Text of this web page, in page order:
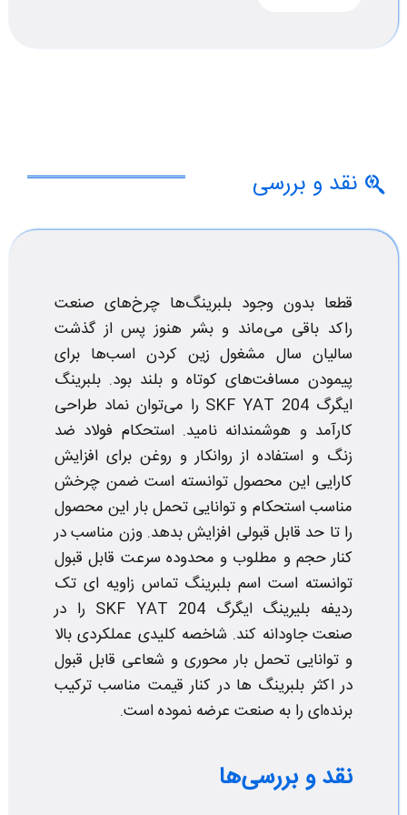
نقد و بررسی
قطعا بدون وجود بلبرینگ‌ها چرخ‌های صنعت
راکد باقی می‌ماند و بشر هنوز پس از گذشت
سالیان سال مشغول زین کردن اسب‌ها برای
پیمودن مسافت‌های کوتاه و بلند بود. بلبرینگ
ایگرگ SKF YAT 204 را می‌توان نماد طراحی
کارآمد و هوشمندانه نامید. استحکام فولاد ضد
زنگ و استفاده از روانکار و روغن برای افزایش
کارایی این محصول توانسته است ضمن چرخش
مناسب استحکام و توانایی تحمل بار این محصول
را تا حد قابل قبولی افزایش بدهد. وزن مناسب در
کنار حجم و مطلوب و محدوده سرعت قابل قبول
توانسته است اسم بلبرینگ تماس زاویه ای تک
ردیفه بلیرینگ ایگرگ SKF YAT 204 را در
صنعت جاودانه کند. شاخصه کلیدی عملکردی بالا
و توانایی تحمل بار محوری و شعاعی قابل قبول
در اکثر بلبرینگ ها در کنار قیمت مناسب ترکیب
برنده‌ای را به صنعت عرضه نموده است.
نقد و بررسی‌ها